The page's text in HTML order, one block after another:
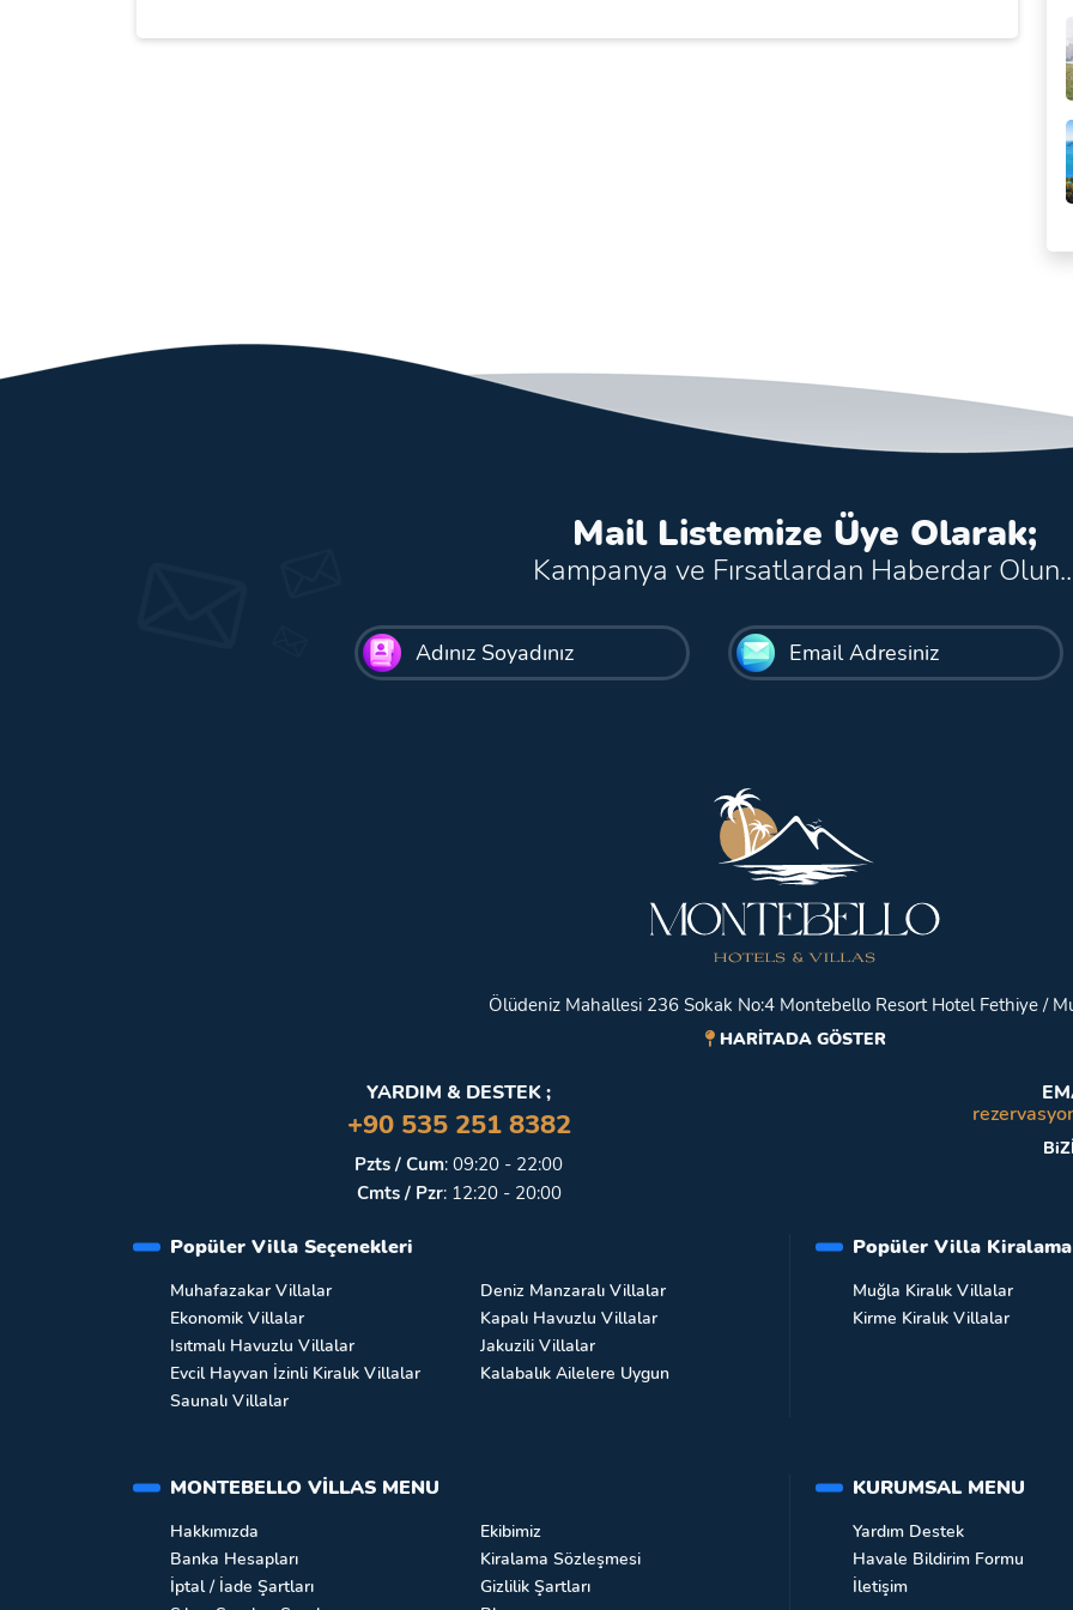
Mail Listemize Üye Olarak;
Kampanya ve Fırsatlardan Haberdar
Ölüdeniz Mahallesi 236 Sokak No:4 Montebello Resort Hotel Fethiye /
HARİTADA GÖSTER
YARDIM & DESTEK ;
+90 535 251 8382
Pzts / Cum: 09:20 - 22:00
Cmts / Pzr: 12:20 - 20:00
Popüler Villa Seçenekleri
Muhafazakar Villalar
Deniz Manzaralı Villalar
Ekonomik Villalar
Kapalı Havuzlu Villalar
Isıtmalı Havuzlu Villalar
Jakuzili Villalar
Evcil Hayvan İzinli Kiralık Villalar
Kalabalık Ailelere Uygun
Saunalı Villalar
Popüler Villa
Muğla Kiralık Villalar
Kirme Kiralık Villalar
MONTEBELLO VILLAS MENU
Hakkımızda
Ekibimiz
Banka Hesapları
Kiralama Sözleşmesi
İptal / İade Şartları
Gizlilik Şartları
KURUMSAL MENU
Yardım Destek
Havale Bildirim Formu
İletişim